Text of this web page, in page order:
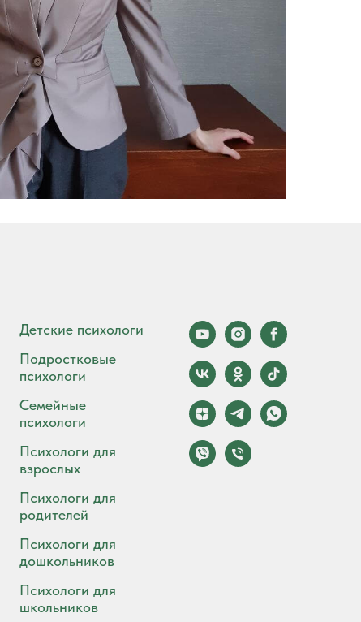
Детские психологи
Подростковые
психологи
Семейные
психологи
Психологи для
взрослых
Психологи для
родителей
Психологи для
дошкольников
Психологи для
школьников